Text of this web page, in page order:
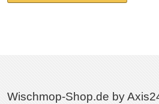
Wischmop-Shop.de by